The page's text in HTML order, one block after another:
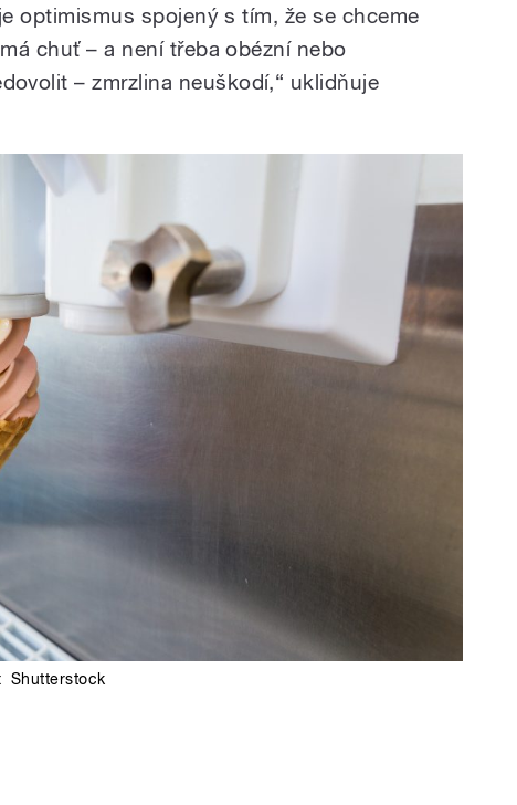
optimismus spojený s tím, že se chceme
chuť – a není třeba obézní nebo
– zmrzlina neuškodí,“ uklidňuje
Shutterstock